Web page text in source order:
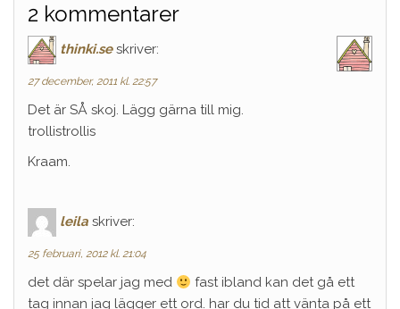
2 kommentarer
thinki.se skriver:
27 december, 2011 kl. 22:57
Det är SÅ skoj. Lägg gärna till mig.
trollistrollis
Kraam.
leila skriver:
25 februari, 2012 kl. 21:04
det där spelar jag med
fast ibland kan det gå ett
tag innan jag lägger ett ord. har du tid att vänta på ett